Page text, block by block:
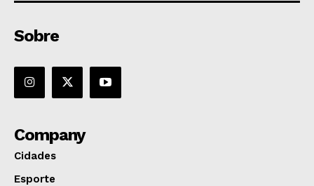
Sobre
Company
Cidades
Esporte